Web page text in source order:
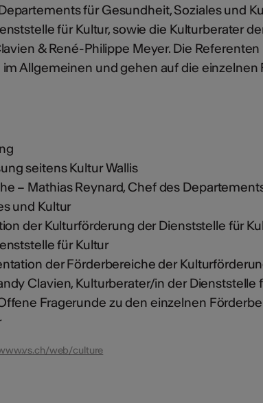
für Gesundheit, Soziales und
für Kultur, sowie die Kulturberater
& René-Philippe Meyer. Die
Allgemeinen und gehen auf die einzelnen
seitens Kultur Wallis
– Mathias Reynard, Chef des
und Kultur
der Kulturförderung der Dienststelle für
für Kultur
der Förderbereiche der
Clavien, Kulturberater/in der Dienststelle
Fragerunde zu den einzelnen
web/culture